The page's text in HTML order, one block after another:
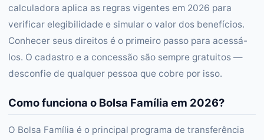
calculadora aplica as regras vigentes em 2026 para
verificar elegibilidade e simular o valor dos benefícios.
Conhecer seus direitos é o primeiro passo para acessá-
los. O cadastro e a concessão são sempre gratuitos —
desconfie de qualquer pessoa que cobre por isso.
Como funciona o Bolsa Família em 2026?
O Bolsa Família é o principal programa de transferência